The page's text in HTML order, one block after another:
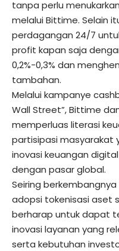
tanpa perlu
melalui Bittime. Selain
perdagangan 24/7
profit kapan saja
0,2%-0,3% dan
tambahan.
Melalui kampanye
Wall Street”, Bittime
memperluas literasi
partisipasi masyarakat
inovasi keuangan
dengan pasar global.
Seiring
adopsi tokenisasi aset
berharap untuk dapat
inovasi layanan yang
serta kebutuhan